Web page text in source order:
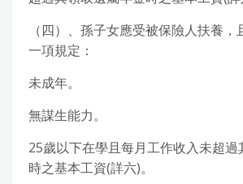
（四）、孫子女應受被保險人扶養，
一項規定：
未成年。
無謀生能力。
25歲以下在學且每月工作收入未超過
時之基本工資(詳六)。